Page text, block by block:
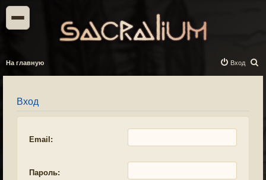
На главную
о
Вход
Вход
Email:
Пароль: